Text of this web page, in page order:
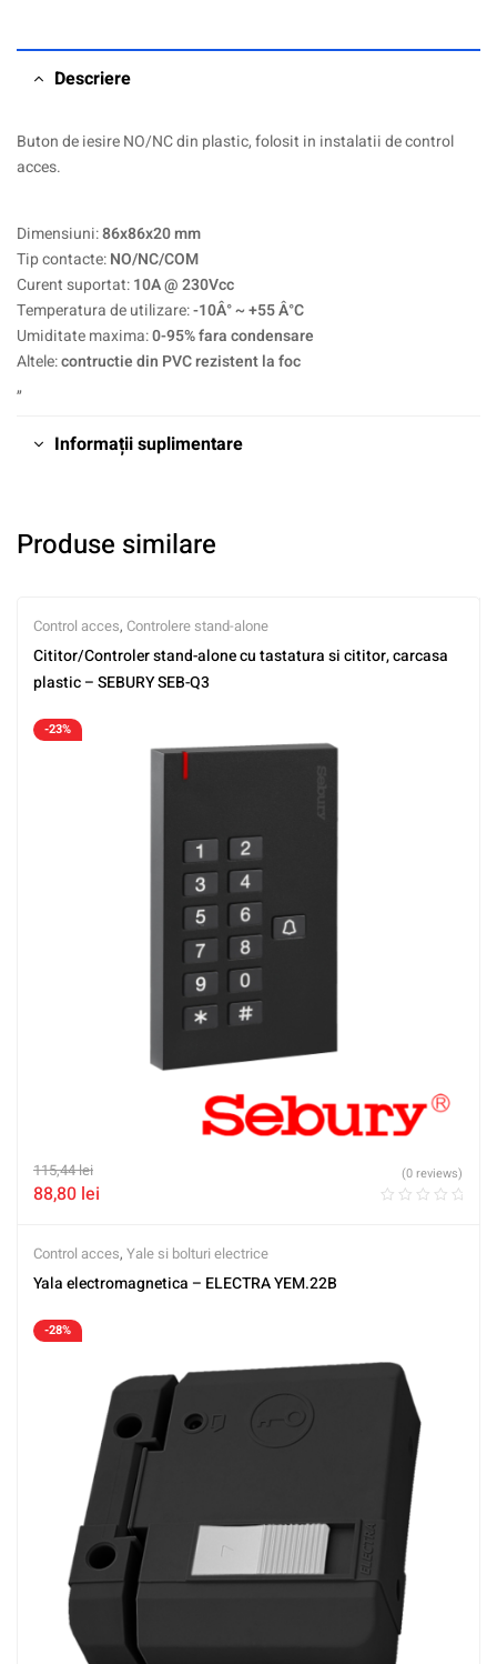
Descriere
Buton de iesire NO/NC din plastic, folosit in instalatii de control
acces.
Dimensiuni:86x86x20 mm
Tip contacte:NO/NC/COM
Curent suportat:10A @ 230Vcc
Temperatura de utilizare:-10Â° ~ +55 Â°C
Umiditate maxima:0-95% fara condensare
Altele:contructie din PVC rezistent la foc
„
Informații suplimentare
Produse similare
Control acces, Controlere stand-alone
Cititor/Controler stand-alone cu tastatura si cititor, carcasa
plastic – SEBURY SEB-Q3
-23%
115,44lei
88,80 lei
(0 reviews)
Control acces, Yale si bolturi electrice
Yala electromagnetica – ELECTRA YEM.22B
-28%